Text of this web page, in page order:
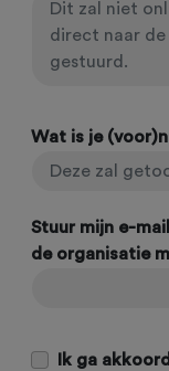
Wat is je
Stuur mijn e-
de organisatie
Ik ga